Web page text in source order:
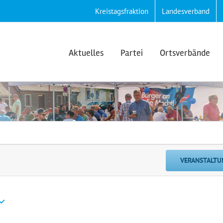
Kreistagsfraktion Landesverband
Aktuelles Partei Ortsverbände